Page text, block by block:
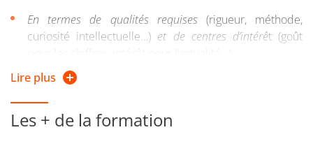
En termes de qualités requises(rigueur, méthode,
curiosité intellectuelle…) et de centres d’intérêt (goût
pour les chiffres, intérêt pour l’actualité…)
Ce parcours est destiné aux étudiants pour lesquels le
droit et l’économie présentent le même attrait et qui
possèdent une grande curiosité intellectuelle permettant
Lire plus
Les + de la formation